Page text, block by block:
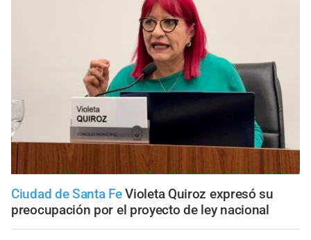
Ciudad de Santa Fe Violeta Quiroz expresó su
preocupación por el proyecto de ley nacional